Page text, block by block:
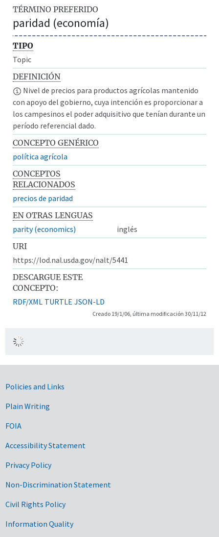
TÉRMINO PREFERIDO
paridad (economía)
TIPO
Topic
DEFINICIÓN
Nivel de precios para productos agrícolas mantenido
con apoyo del gobierno, cuya intención es proporcionar a
los campesinos el poder adquisitivo que tenían durante un
período referencial dado.
CONCEPTO GENÉRICO
política agrícola
CONCEPTOS
RELACIONADOS
precios de paridad
EN OTRAS LENGUAS
parity (economics)
inglés
URI
https://lod.nal.usda.gov/nalt/5441
DESCARGUE ESTE
CONCEPTO:
RDF/XML TURTLE JSON-LD
Creado 19/1/06, última modificación 30/11/12
Government Links
Policies and Links
Plain Writing
FOIA
Accessibility Statement
Privacy Policy
Non-Discrimination Statement
Civil Rights Policy
Information Quality